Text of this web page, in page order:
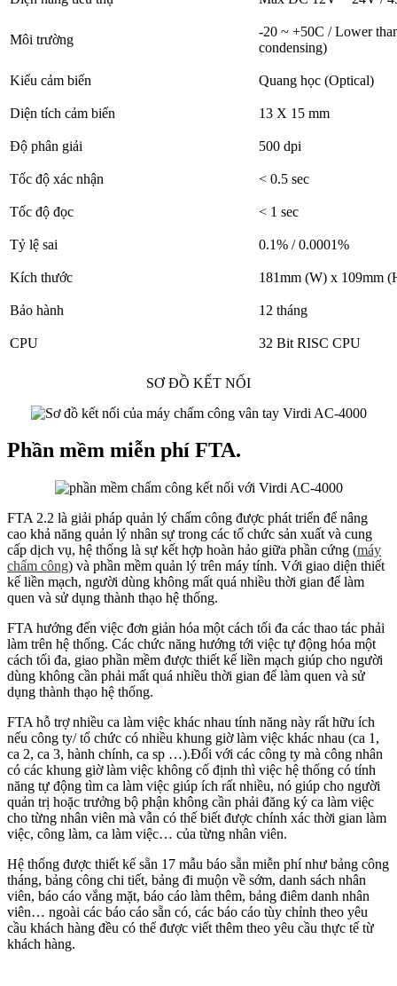
Môi trường
-20 ~ +50C / Lower
condensing)
Kiểu cảm biến Quang học (Optical)
Diện tích cảm biến 13 X 15 mm
Độ phân giải 500 dpi
Tốc độ xác nhận < 0.5 sec
Tốc độ đọc < 1 sec
Tỷ lệ sai 0.1% / 0.0001%
Kích thước 181mm (W) x 109mm
Bảo hành 12 tháng
CPU 32 Bit RISC CPU
SƠ ĐỒ KẾT NỐI
Phần mềm miễn phí FTA.
FTA 2.2 là giải pháp quản lý chấm công được phát triển để nâng
cao khả năng quản lý nhân sự trong các tổ chức sản xuất và cung
cấp dịch vụ, hệ thống là sự kết hợp hoàn hảo giữa phần cứng (máy
chấm công) và phần mềm quản lý trên máy tính. Với giao diện thiết
kế liền mạch, người dùng không mất quá nhiều thời gian để làm
quen và sử dụng thành thạo hệ thống.
FTA hướng đến việc đơn giản hóa một cách tối đa các thao tác phải
làm trên hệ thống. Các chức năng hướng tới việc tự động hóa một
cách tối đa, giao phần mềm được thiết kế liền mạch giúp cho người
dùng không cần phải mất quá nhiều thời gian để làm quen và sử
dụng thành thạo hệ thống.
FTA hỗ trợ nhiều ca làm việc khác nhau tính năng này rất hữu ích
nếu công ty/ tổ chức có nhiều khung giờ làm việc khác nhau (ca 1,
ca 2, ca 3, hành chính, ca sp …).Đối với các công ty mà công nhân
có các khung giờ làm việc không cố định thì việc hệ thống có tính
năng tự động tìm ca làm việc giúp ích rất nhiều, nó giúp cho người
quản trị hoặc trưởng bộ phận không cần phải đăng ký ca làm việc
cho từng nhân viên mà vẫn có thế biết được chính xác thời gian làm
việc, công làm, ca làm việc… của từng nhân viên.
Hệ thống được thiết kế sẵn 17 mẫu báo sẵn miễn phí như bảng công
tháng, bảng công chi tiết, bảng đi muộn về sớm, danh sách nhân
viên, báo cáo vắng mặt, báo cáo làm thêm, bảng điêm danh nhân
viên… ngoài các báo cáo sẵn có, các báo cáo tùy chỉnh theo yêu
cầu khách hàng đều có thể được viết thêm theo yêu cầu thực tế từ
khách hàng.